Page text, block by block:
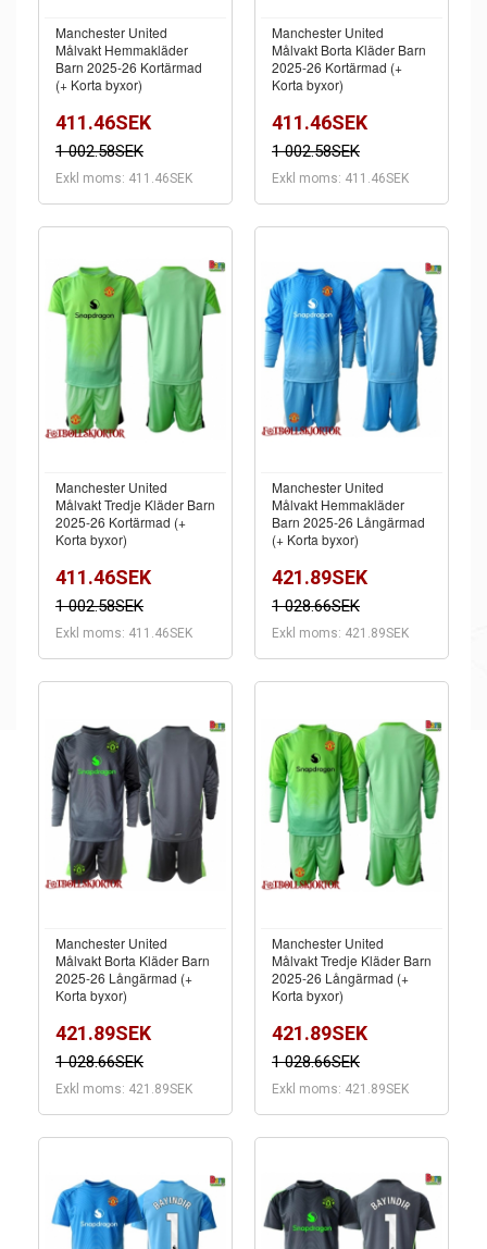
Manchester United
Målvakt Hemmakläder
Barn 2025-26 Kortärmad
(+ Korta byxor)
411.46SEK
1 002.58SEK
Exkl moms: 411.46SEK
Manchester United
Målvakt Borta Kläder Barn
2025-26 Kortärmad (+
Korta byxor)
411.46SEK
1 002.58SEK
Exkl moms: 411.46SEK
Manchester United
Målvakt Tredje Kläder Barn
2025-26 Kortärmad (+
Korta byxor)
411.46SEK
1 002.58SEK
Exkl moms: 411.46SEK
Manchester United
Målvakt Hemmakläder
Barn 2025-26 Långärmad
(+ Korta byxor)
421.89SEK
1 028.66SEK
Exkl moms: 421.89SEK
Manchester United
Målvakt Borta Kläder Barn
2025-26 Långärmad (+
Korta byxor)
421.89SEK
1 028.66SEK
Exkl moms: 421.89SEK
Manchester United
Målvakt Tredje Kläder Barn
2025-26 Långärmad (+
Korta byxor)
421.89SEK
1 028.66SEK
Exkl moms: 421.89SEK